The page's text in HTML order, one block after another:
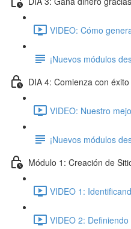
VIDEO: Cómo
¡Nuevos módulos
DIA 4: Comienza con éxito
VIDEO: Nuestro
¡Nuevos módulos
Módulo 1: Creación de
VIDEO 1:
VIDEO 2: